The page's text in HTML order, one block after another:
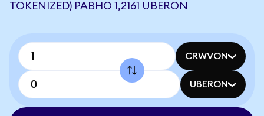
TOKENIZED) РАВНО 1,2161 UBERON
CRWVON
UBERON